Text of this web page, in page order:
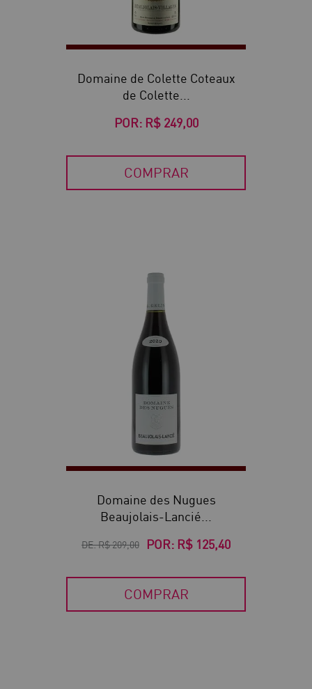
Domaine de Colette Coteaux
de Colette...
POR: R$ 249,00
COMPRAR
Domaine des Nugues
Beaujolais-Lancié...
DE:R$ 209,00 POR: R$ 125,40
COMPRAR